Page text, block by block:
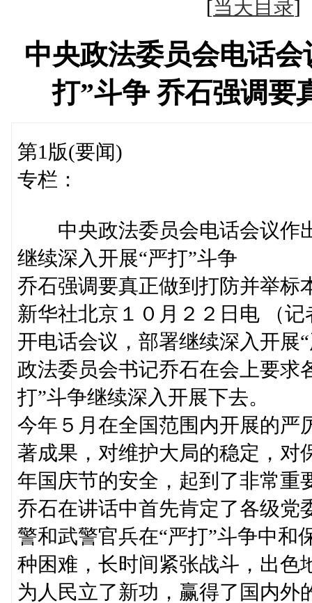
[当天目录
中央政法委员会电话
打”斗争 乔石强调要
第1版(要闻)
专栏：
中央政法委员会电话会议作
继续深入开展“严打”斗争
乔石强调要真正做到打防并举标
新华社北京１０月２２日电 （
开电话会议，部署继续深入开展
政法委员会书记乔石在会上要求
打”斗争继续深入开展下去。
今年５月在全国范围内开展的严
著成果，对维护大局的稳定，对
年国庆节的安全，起到了非常重
乔石在讲话中首先肯定了各级党
警和武警官兵在“严打”斗争中和
种困难，长时间紧张战斗，出色
为人民立了新功，赢得了国内外